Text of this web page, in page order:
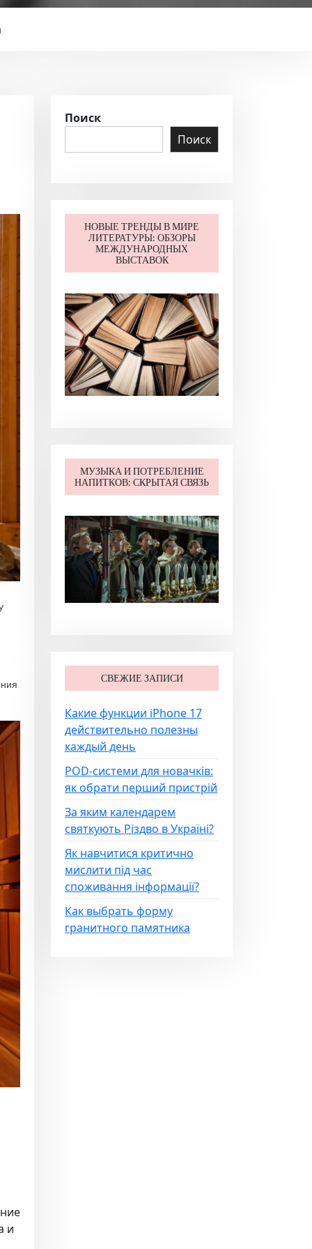
и
Поиск
Поиск
НОВЫЕ ТРЕНДЫ В МИРЕ
ЛИТЕРАТУРЫ: ОБЗОРЫ
МЕЖДУНАРОДНЫХ
ВЫСТАВОК
МУЗЫКА И ПОТРЕБЛЕНИЕ
НАПИТКОВ: СКРЫТАЯ СВЯЗЬ
СВЕЖИЕ ЗАПИСИ
Какие функции iPhone 17
действительно полезны
каждый день
POD-системи для новачків:
як обрати перший пристрій
За яким календарем
святкують Різдво в Україні?
Як навчитися критично
мислити під час
споживання інформації?
Как выбрать форму
гранитного памятника